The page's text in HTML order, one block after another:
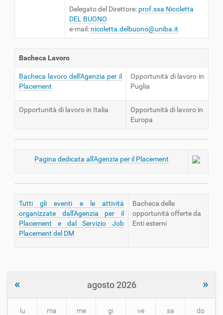
Delegato del Direttore: prof.ssa Nicoletta
DEL BUONO
e-mail: nicoletta.delbuono@uniba.it
Bacheca Lavoro
Bacheca lavoro dell'Agenzia per il
Placement
Opportunità di lavoro in
Puglia
Opportunità di lavoro in Italia
Opportunità di lavoro in
Europa
Pagina dedicata all'Agenzia per il Placement
Tutti gli eventi e le attività
organizzate dall'Agenzia per il
Placement e dal Servizio Job
Placement del DM
Bacheca delle
opportunità offerte da
Enti esterni
« agosto 2026 »
lu ma me gi ve sa do